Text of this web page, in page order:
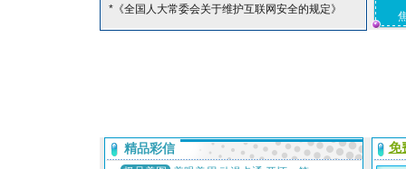
*《全国人大常委会关于维护互联网安全的规定》